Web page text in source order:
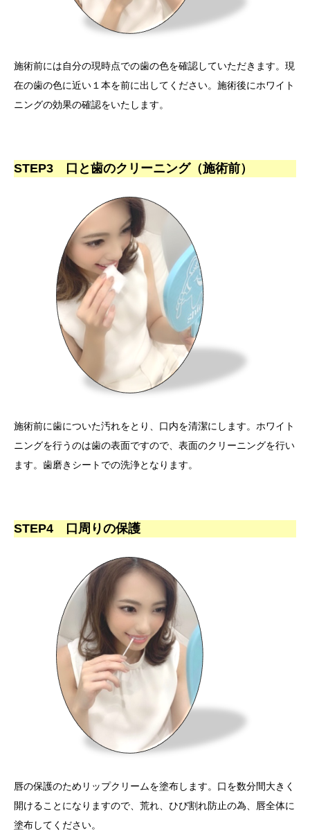
施術前には自分の現時点での歯の色を確認していただきます。現
在の歯の色に近い１本を前に出してください。施術後にホワイト
ニングの効果の確認をいたします。
STEP3 口と歯のクリーニング（施術前）
施術前に歯についた汚れをとり、口内を清潔にします。ホワイト
ニングを行うのは歯の表面ですので、表面のクリーニングを行い
ます。歯磨きシートでの洗浄となります。
STEP4 口周りの保護
唇の保護のためリップクリームを塗布します。口を数分間大きく
開けることになりますので、荒れ、ひび割れ防止の為、唇全体に
塗布してください。